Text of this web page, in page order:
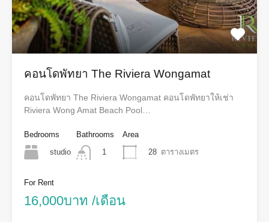
คอนโดพัทยา The Riviera Wongamat
คอนโดพัทยา The Riviera Wongamat คอนโดพัทยาให้เช่า
Riviera Wong Amat Beach Pool…
Bedrooms
studio
Bathrooms
1
Area
28 ตารางเมตร
For Rent
16,000บาท /เดือน